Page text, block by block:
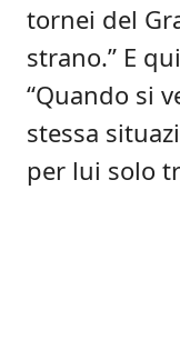
tornei del
strano.” E
“Quando si
stessa
per lui solo